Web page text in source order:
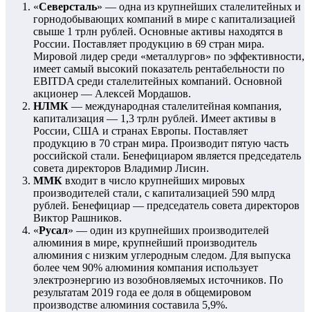
«Северсталь» — одна из крупнейших сталелитейных и
горнодобывающих компаний в мире с капитализацией
свыше 1 трлн рублей. Основные активы находятся в
России. Поставляет продукцию в 69 стран мира.
Мировой лидер среди «металлургов» по эффективности,
имеет самый высокий показатель рентабельности по
EBITDA среди сталелитейных компаний. Основной
акционер — Алексей Мордашов.
НЛМК — международная сталелитейная компания,
капитализация — 1,3 трлн рублей. Имеет активы в
России, США и странах Европы. Поставляет
продукцию в 70 стран мира. Производит пятую часть
российской стали. Бенефициаром является председатель
совета директоров Владимир Лисин.
ММК входит в число крупнейших мировых
производителей стали, с капитализацией 590 млрд
рублей. Бенефициар — председатель совета директоров
Виктор Рашников.
«Русал» — один из крупнейших производителей
алюминия в мире, крупнейший производитель
алюминия с низким углеродным следом. Для выпуска
более чем 90% алюминия компания использует
электроэнергию из возобновляемых источников. По
результатам 2019 года ее доля в общемировом
производстве алюминия составила 5,9%.